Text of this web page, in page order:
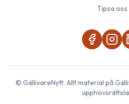
Tipsa oss
© GällivareNytt. Allt material på